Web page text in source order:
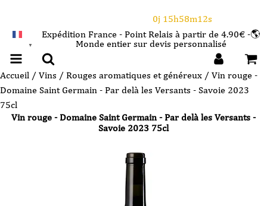
0j 15h58m12s
▼
Expédition France - Point Relais à partir de 4.90€ -🌎
Monde entier sur devis personnalisé
Accueil / Vins / Rouges aromatiques et généreux / Vin rouge -
Domaine Saint Germain - Par delà les Versants - Savoie 2023
75cl
Vin rouge - Domaine Saint Germain - Par delà les Versants -
Savoie 2023 75cl